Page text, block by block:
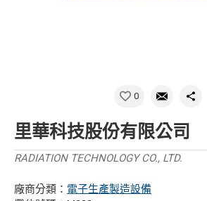
0
里華科技股份有限公司
RADIATION TECHNOLOGY CO., LTD.
廠商分類： 電子生產製造設備